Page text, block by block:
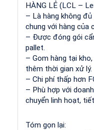
HÀNG LẺ (LCL –
– Là hàng không
chung với hàng của
– Được đóng gói
pallet.
– Gom hàng tại
thêm thời gian xử lý.
– Chi phí thấp hơn
– Phù hợp với
chuyển linh hoạt,
Tóm gọn lại: